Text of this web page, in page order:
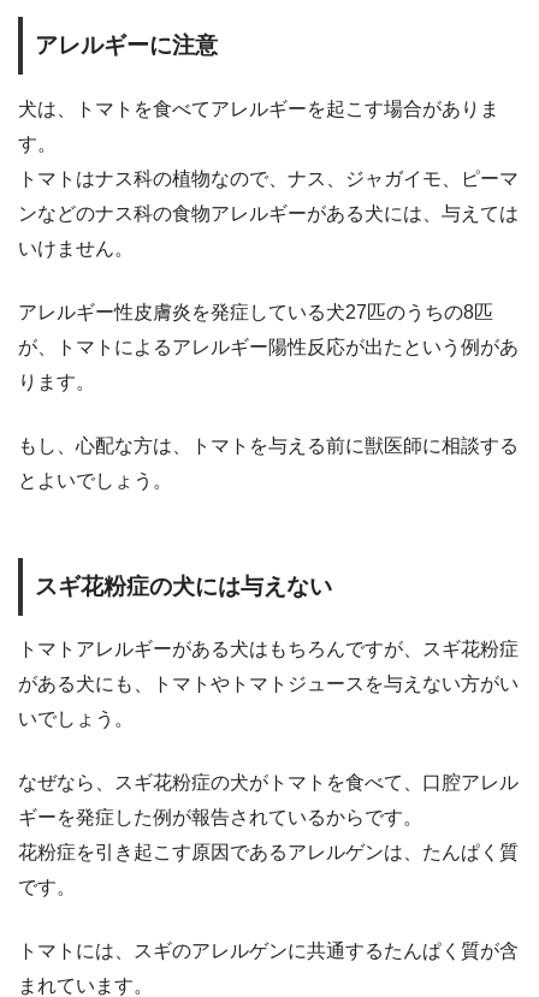
アレルギーに注意
犬は、トマトを食べてアレルギーを起こす場合がありま
す。
トマトはナス科の植物なので、ナス、ジャガイモ、ピーマ
ンなどのナス科の食物アレルギーがある犬には、与えては
いけません。
アレルギー性皮膚炎を発症している犬27匹のうちの8匹
が、トマトによるアレルギー陽性反応が出たという例があ
ります。
もし、心配な方は、トマトを与える前に獣医師に相談する
とよいでしょう。
スギ花粉症の犬には与えない
トマトアレルギーがある犬はもちろんですが、スギ花粉症
がある犬にも、トマトやトマトジュースを与えない方がい
いでしょう。
なぜなら、スギ花粉症の犬がトマトを食べて、口腔アレル
ギーを発症した例が報告されているからです。
花粉症を引き起こす原因であるアレルゲンは、たんぱく質
です。
トマトには、スギのアレルゲンに共通するたんぱく質が含
まれています。